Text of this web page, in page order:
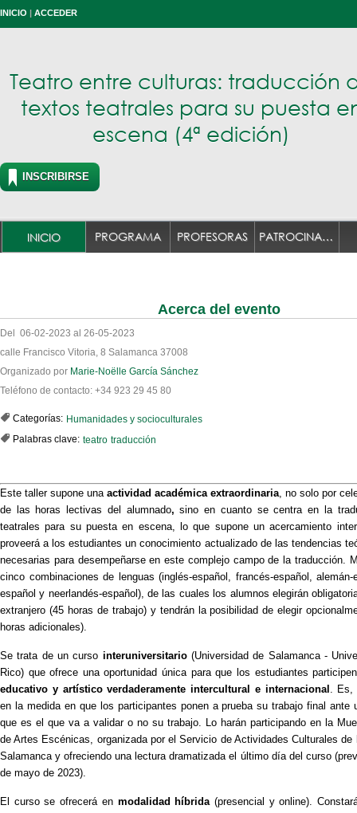
INICIO | ACCEDER
Teatro entre culturas: traducción
textos teatrales para su puesta
escena (4ª edición)
INSCRIBIRSE
INICIO PROGRAMA PROFESORAS PATROCINADORES
Acerca del evento
Del 06-02-2023 al 26-05-2023
calle Francisco Vitoria, 8 Salamanca 37008
Organizado por Marie-Noëlle García Sánchez
Teléfono de contacto: +34 923 29 45 80
Categorías: Humanidades y socioculturales
Palabras clave: teatro traducción
Este taller supone una actividad académica extraordinaria, no solo por
de las horas lectivas del alumnado,sino en cuanto se centra en la
teatrales para su puesta en escena, lo que supone un acercamiento
proveerá a los estudiantes un conocimiento actualizado de las tendencias
necesarias para desempeñarse en este complejo campo de la traducción.
cinco combinaciones de lenguas (inglés-español, francés-español, alemán-
español y neerlandés-español), de las cuales los alumnos elegirán
extranjero (45 horas de trabajo) y tendrán la posibilidad de elegir
horas adicionales).
Se trata de un curso interuniversitario(Universidad de Salamanca -
Rico) que ofrece una oportunidad única para que los estudiantes
educativo y artístico verdaderamente intercultural e internacional . Es,
en la medida en que los participantes ponen a prueba su trabajo final ante
que es el que va a validar o no su trabajo. Lo harán participando en la
de Artes Escénicas, organizada por el Servicio de Actividades Culturales de
Salamanca y ofreciendo una lectura dramatizada el último día del curso
de mayo de 2023).
El curso se ofrecerá en modalidad híbrida(presencial y online).